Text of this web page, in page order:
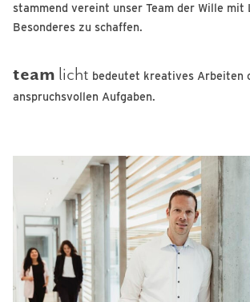
stammend vereint unser Team der Wille mit
Besonderes zu schaffen.
team licht bedeutet kreatives Arbeiten
anspruchsvollen Aufgaben.